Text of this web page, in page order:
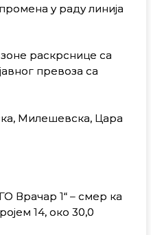
у раду линија
раскрснице са
превоза са
Милешевска, Цара
Врачар 1“ – смер ка
14, око 30,0